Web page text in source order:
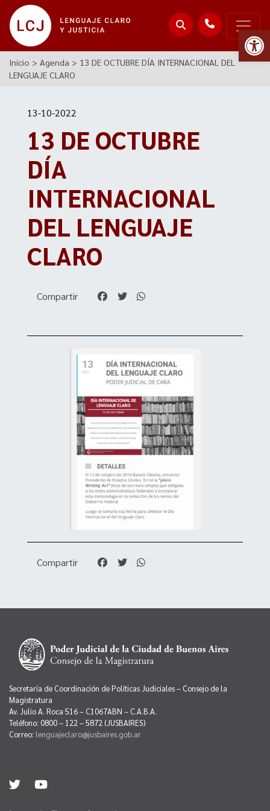
Inicio > Agenda > 13 DE OCTUBRE DÍA INTERNACIONAL DEL
LENGUAJE CLARO
13-10-2022
13 DE OCTUBRE
DÍA
INTERNACIONAL
DEL LENGUAJE
CLARO
Compartir
Compartir
Secretaría de Coordinación de Políticas Judiciales – Consejo de la
Magistratura
Av. Julio A. Roca 516 – C1067ABN – C.A.B.A.
Teléfono: 0800 – 122 – 5872 (JUSBAIRES)
Correo: lenguajeclaro@jusbaires.gob.ar